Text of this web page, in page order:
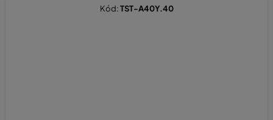
Kód:TST-A40Y.40